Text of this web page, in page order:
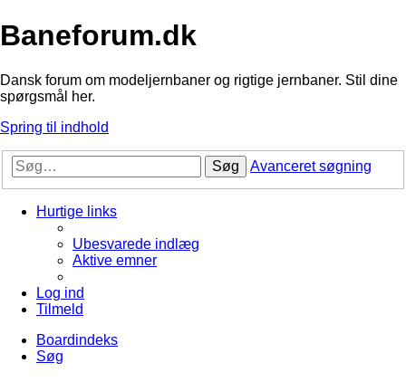
Baneforum.dk
Dansk forum om modeljernbaner og rigtige jernbaner. Stil dine
spørgsmål her.
Spring til indhold
Søg Avanceret søgning
Hurtige links
Ubesvarede indlæg
Aktive emner
Log ind
Tilmeld
Boardindeks
Søg